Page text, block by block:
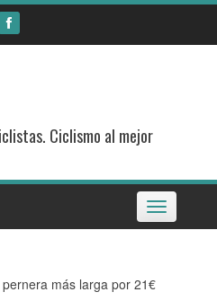
Ciclismo al mejor
Toggle
navigation
más larga por 21€